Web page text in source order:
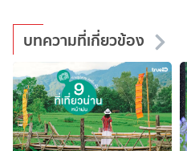
บทความที่เกี่ยวข้อง